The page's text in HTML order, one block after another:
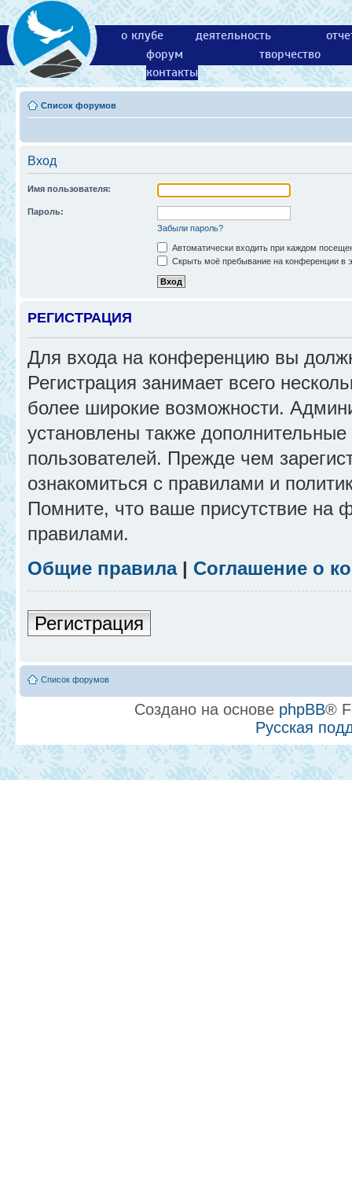
о клубе деятельность
форум
творчество
контакты
Список форумов
Вход
Имя пользователя:
Пароль:
Забыли пароль?
Автоматически входить при каждом
Скрыть моё пребывание на конференции в
РЕГИСТРАЦИЯ
Для входа на конференцию вы
Регистрация занимает всего
более широкие возможности.
установлены также
пользователей. Прежде чем
ознакомиться с правилами и
Помните, что ваше присутствие на
правилами.
Общие правила| Соглашение о
Регистрация
Список форумов
Создано на основе phpBB®
Русская